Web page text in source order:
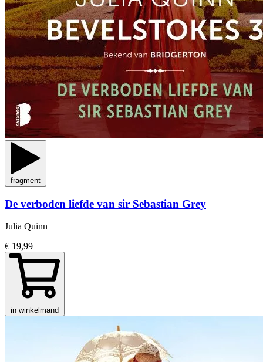
fragment
De verboden liefde van sir Sebastian Grey
Julia Quinn
€ 19,99
in winkelmand